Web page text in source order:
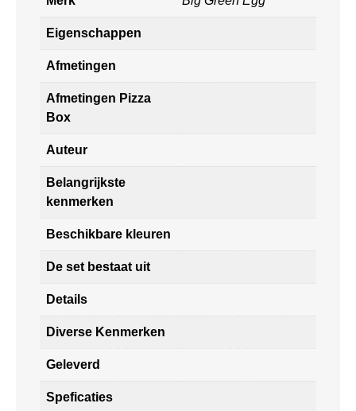
Eigenschappen
Afmetingen
Afmetingen Pizza
Box
Auteur
Belangrijkste
kenmerken
Beschikbare kleuren
De set bestaat uit
Details
Diverse Kenmerken
Geleverd
Speficaties